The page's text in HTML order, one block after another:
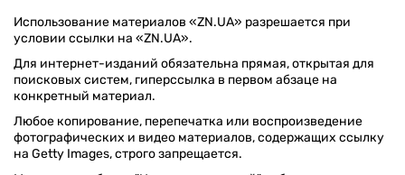
Использование материалов «ZN.UA» разрешается при
условии ссылки на «ZN.UA».
Для интернет-изданий обязательна прямая, открытая для
поисковых систем, гиперссылка в первом абзаце на
конкретный материал.
Любое копирование, перепечатка или воспроизведение
фотографических и видео материалов, содержащих ссылку
на Getty Images, строго запрещается.